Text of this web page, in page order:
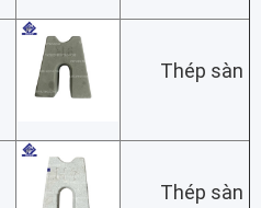
Thép sàn
Thép sàn